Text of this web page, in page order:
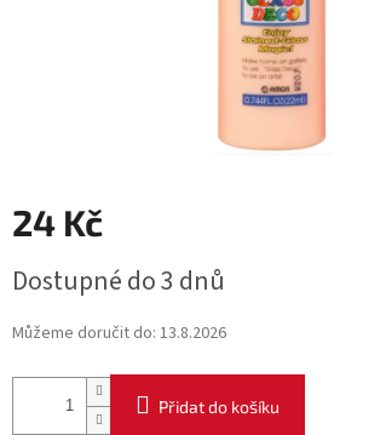
24 Kč
cena:
Dostupné do 3 dnů
Můžeme doručit do: 13.8.2026
Přidat do košíku